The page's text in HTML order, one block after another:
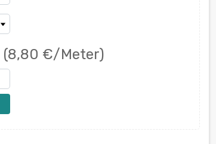
(8,80 €/Meter)